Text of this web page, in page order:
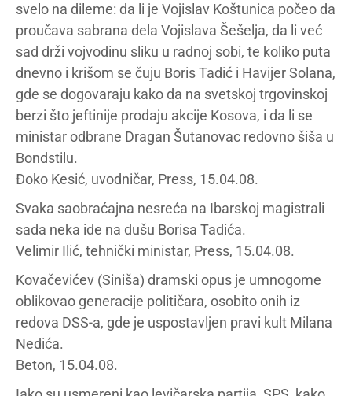
svelo na dileme: da li je Vojislav Koštunica počeo da
proučava sabrana dela Vojislava Šešelja, da li već
sad drži vojvodinu sliku u radnoj sobi, te koliko puta
dnevno i krišom se čuju Boris Tadić i Havijer Solana,
gde se dogovaraju kako da na svetskoj trgovinskoj
berzi što jeftinije prodaju akcije Kosova, i da li se
ministar odbrane Dragan Šutanovac redovno šiša u
Bondstilu.
Đoko Kesić, uvodničar, Press, 15.04.08.
Svaka saobraćajna nesreća na Ibarskoj magistrali
sada neka ide na dušu Borisa Tadića.
Velimir Ilić, tehnički ministar, Press, 15.04.08.
Kovačevićev (Siniša) dramski opus je umnogome
oblikovao generacije političara, osobito onih iz
redova DSS-a, gde je uspostavljen pravi kult Milana
Nedića.
Beton, 15.04.08.